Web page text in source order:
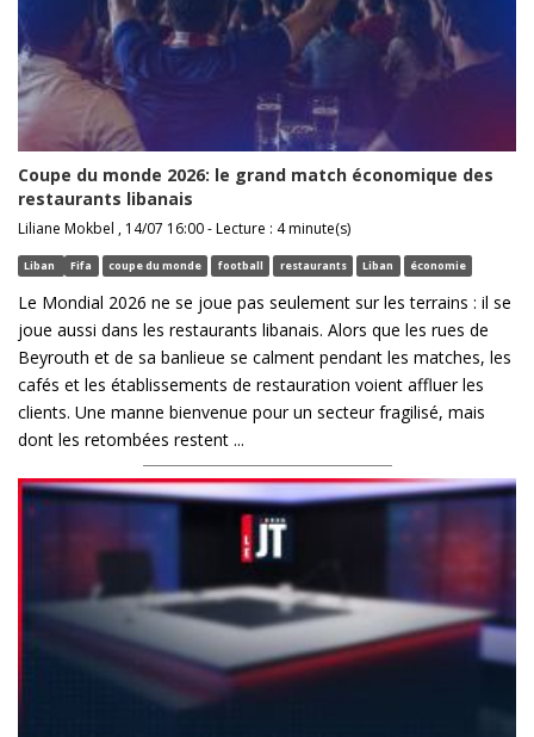
Coupe du monde 2026: le grand match économique des
restaurants libanais
Liliane Mokbel , 14/07 16:00 - Lecture : 4 minute(s)
Liban Fifa coupe du monde football restaurants Liban économie
Le Mondial 2026 ne se joue pas seulement sur les terrains : il se
joue aussi dans les restaurants libanais. Alors que les rues de
Beyrouth et de sa banlieue se calment pendant les matches, les
cafés et les établissements de restauration voient affluer les
clients. Une manne bienvenue pour un secteur fragilisé, mais
dont les retombées restent ...